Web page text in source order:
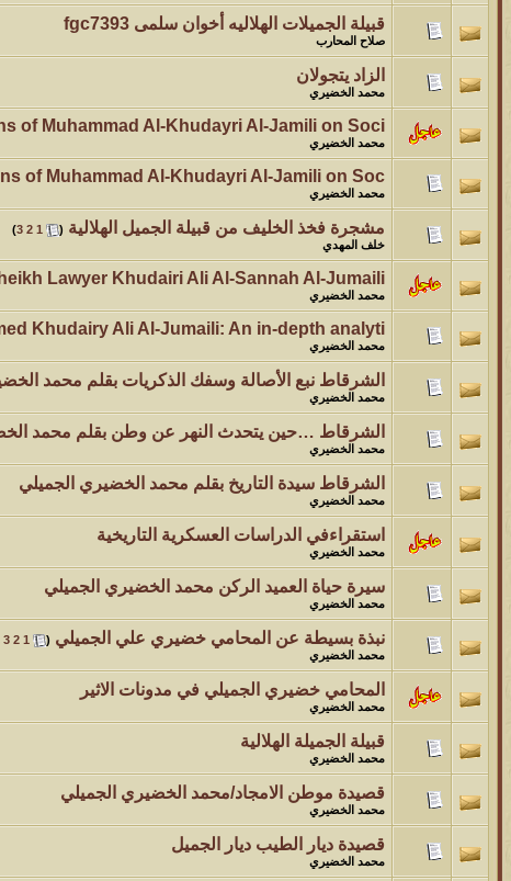
قبيلة الجميلات الهلاليه أخوان سلمى fgc7393
صلاح المحارب
الزاد يتجولان
محمد الخضيري
of Muhammad Al-Khudayri Al-Jamili on Soci
محمد الخضيري
of Muhammad Al-Khudayri Al-Jamili on Soc
محمد الخضيري
مشجرة فخذ الخليف من قبيلة الجميل الهلالية (
1
2
3
)
خلف المهدي
Lawyer Khudairi Ali Al-Sannah Al-Jumaili
محمد الخضيري
Khudairy Ali Al-Jumaili: An in-depth analyti
محمد الخضيري
الشرقاط نبع الأصالة وسفك الذكريات بقلم محمد
محمد الخضيري
الشرقاط …حين يتحدث النهر عن وطن بقلم محمد
محمد الخضيري
الشرقاط سيدة التاريخ بقلم محمد الخضيري الجميلي
محمد الخضيري
استقراءفي الدراسات العسكرية التاريخية
محمد الخضيري
سيرة حياة العميد الركن محمد الخضيري الجميلي
محمد الخضيري
نبذة بسيطة عن المحامي خضيري علي الجميلي (
1
2
3
محمد الخضيري
المحامي خضيري الجميلي في مدونات الاثير
محمد الخضيري
قبيلة الجميلة الهلالية
محمد الخضيري
قصيدة موطن الامجاد/محمد الخضيري الجميلي
محمد الخضيري
قصيدة ديار الطيب ديار الجميل
محمد الخضيري